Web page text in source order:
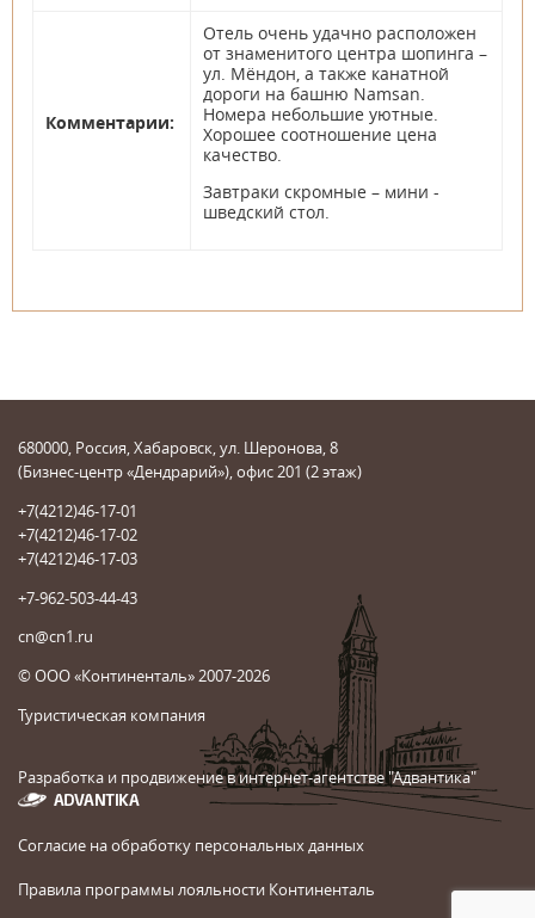
Комментарии:
Отель очень удачно расположен
от знаменитого центра шопинга –
ул. Мёндон, а также канатной
дороги на башню Namsan.
Номера небольшие уютные.
Хорошее соотношение цена
качество.
Завтраки скромные – мини -
шведский стол.
680000, Россия, Хабаровск, ул. Шеронова, 8
(Бизнес-центр «Дендрарий»), офис 201 (2 этаж)
+7(4212)46-17-01
+7(4212)46-17-02
+7(4212)46-17-03
+7-962-503-44-43
cn@cn1.ru
© ООО «Континенталь» 2007-2026
Туристическая компания
Разработка и продвижение в интернет-агентстве "Адвантика"
Согласие на обработку персональных данных
Правила программы лояльности Континенталь